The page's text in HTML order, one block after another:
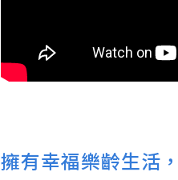
擁有幸福樂齡生活